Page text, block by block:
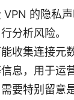
VPN 的隐私
分析风险。
收集连接元
息，用于运
要特别留意